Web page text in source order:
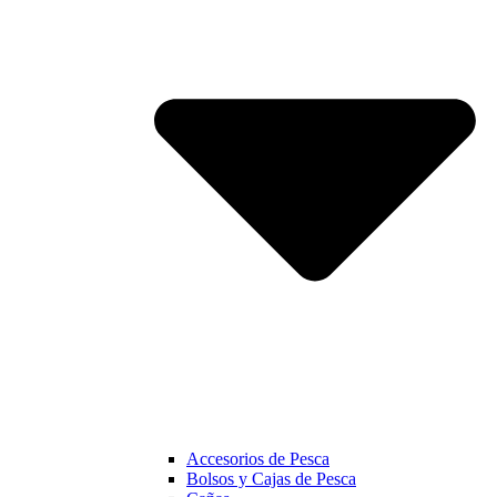
Accesorios de Pesca
Bolsos y Cajas de Pesca